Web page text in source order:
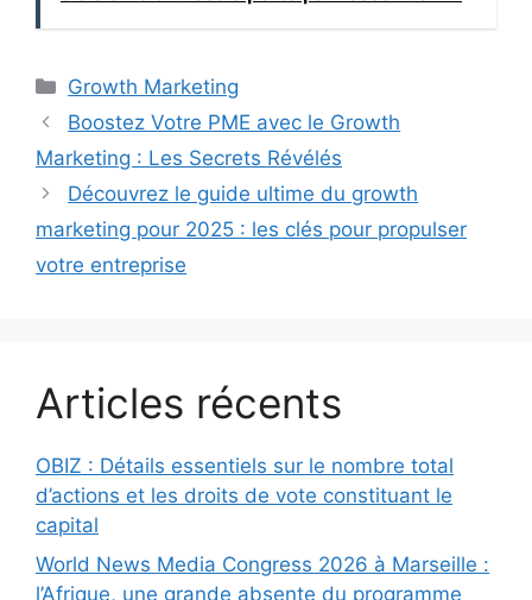
Catégories
Growth Marketing
Boostez Votre PME avec le Growth
Marketing : Les Secrets Révélés
Découvrez le guide ultime du growth
marketing pour 2025 : les clés pour propulser
votre entreprise
Articles récents
OBIZ : Détails essentiels sur le nombre total
d’actions et les droits de vote constituant le
capital
World News Media Congress 2026 à Marseille :
l’Afrique, une grande absente du programme